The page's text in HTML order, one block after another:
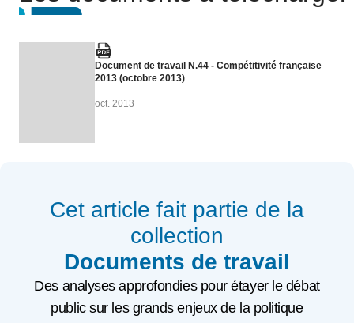
Document de travail N.44 - Compétitivité française
2013 (octobre 2013)
oct. 2013
Cet article fait partie de la
collection
Documents de travail
Des analyses approfondies pour étayer le débat
public sur les grands enjeux de la politique